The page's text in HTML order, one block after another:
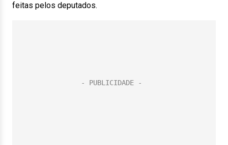
feitas pelos deputados.